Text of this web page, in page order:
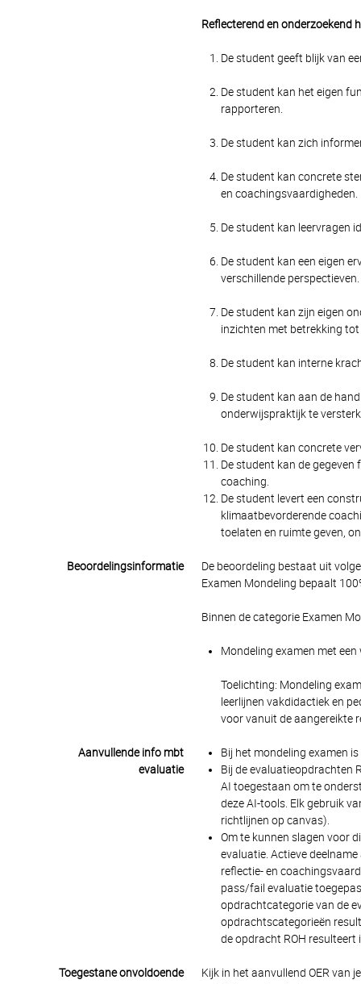
Reflecterend en onderzoekend
De student geeft blijk van
De student kan het eigen
rapporteren.
De student kan zich
De student kan concrete
en coachingsvaardigheden.
De student kan leervragen
De student kan een eigen
verschillende perspectieven.
De student kan zijn eigen
inzichten met betrekking
De student kan interne
De student kan aan de
onderwijspraktijk te
De student kan concrete
De student kan de
coaching.
De student levert een
klimaatbevorderende
toelaten en ruimte geven,
Beoordelingsinformatie
De beoordeling bestaat uit
Examen Mondeling bepaalt
Binnen de categorie Examen
Mondeling examen met
Toelichting: Mondeling
leerlijnen vakdidactiek en
voor vanuit de aangereikte
Aanvullende info mbt
evaluatie
Bij het mondeling examen
Bij de evaluatieopdrachten
AI toegestaan om te
deze AI-tools. Elk gebruik
richtlijnen op canvas).
Om te kunnen slagen voor
evaluatie. Actieve
reflectie- en
pass/fail evaluatie
opdrachtcategorie van de
opdrachtscategorieën
de opdracht ROH resulteert
Toegestane onvoldoende
Kijk in het aanvullend OER van